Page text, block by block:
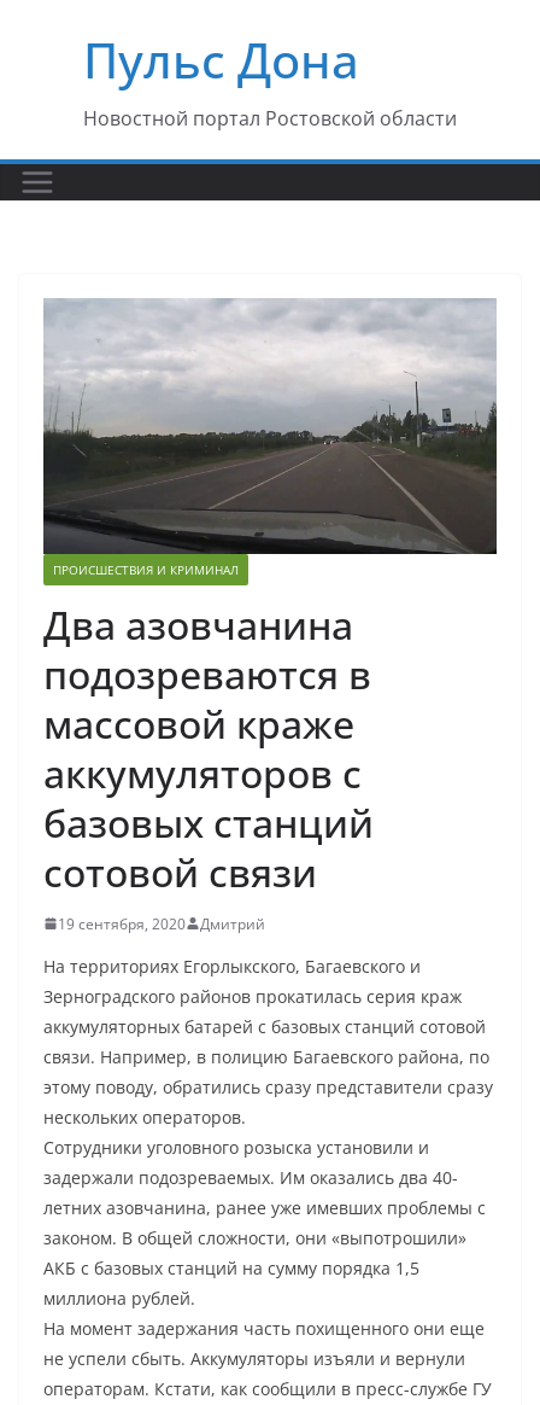
содержимомуПульс Дона
Новостной портал Ростовской области
ПРОИСШЕСТВИЯ И КРИМИНАЛ
Два азовчанина
подозреваются в
массовой краже
аккумуляторов с
базовых станций
сотовой связи
19 сентября, 2020 Дмитрий
На территориях Егорлыкского, Багаевского и
Зерноградского районов прокатилась серия краж
аккумуляторных батарей с базовых станций сотовой
связи. Например, в полицию Багаевского района, по
этому поводу, обратились сразу представители сразу
нескольких операторов.
Сотрудники уголовного розыска установили и
задержали подозреваемых. Им оказались два 40-
летних азовчанина, ранее уже имевших проблемы с
законом. В общей сложности, они «выпотрошили»
АКБ с базовых станций на сумму порядка 1,5
миллиона рублей.
На момент задержания часть похищенного они еще
не успели сбыть. Аккумуляторы изъяли и вернули
операторам. Кстати, как сообщили в пресс-службе ГУ